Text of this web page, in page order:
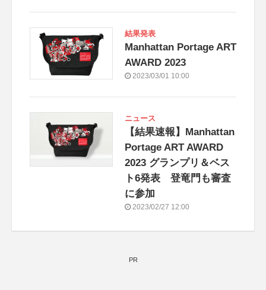
結果発表
Manhattan Portage ART
AWARD 2023
2023/03/01 10:00
ニュース
【結果速報】Manhattan
Portage ART AWARD
2023 グランプリ＆ベス
ト6発表 登竜門も審査
に参加
2023/02/27 12:00
PR